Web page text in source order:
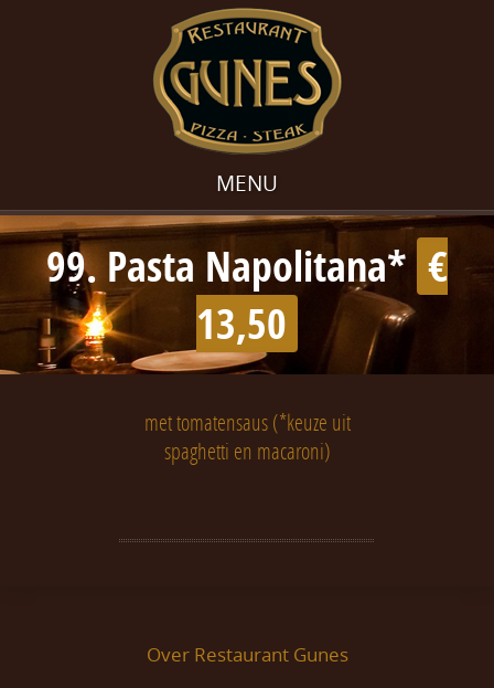
MENU
99. Pasta Napolitana* €
13,50
met tomatensaus (*keuze uit
spaghetti en macaroni)
Over Restaurant Gunes